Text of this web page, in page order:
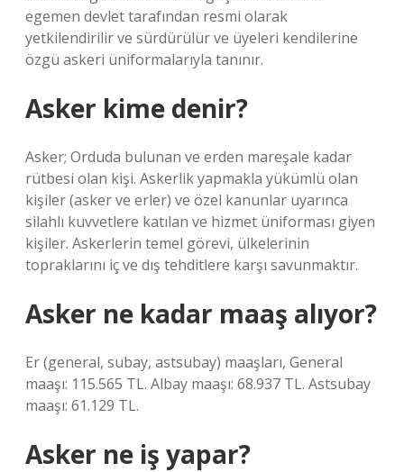
egemen devlet tarafından resmi olarak
yetkilendirilir ve sürdürülür ve üyeleri kendilerine
özgü askeri üniformalarıyla tanınır.
Asker kime denir?
Asker; Orduda bulunan ve erden mareşale kadar
rütbesi olan kişi. Askerlik yapmakla yükümlü olan
kişiler (asker ve erler) ve özel kanunlar uyarınca
silahlı kuvvetlere katılan ve hizmet üniforması giyen
kişiler. Askerlerin temel görevi, ülkelerinin
topraklarını iç ve dış tehditlere karşı savunmaktır.
Asker ne kadar maaş alıyor?
Er (general, subay, astsubay) maaşları, General
maaşı: 115.565 TL. Albay maaşı: 68.937 TL. Astsubay
maaşı: 61.129 TL.
Asker ne iş yapar?